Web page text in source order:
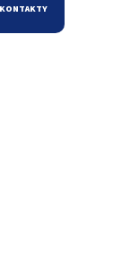
KONTAKTY